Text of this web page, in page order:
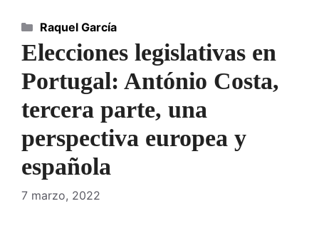
Elecciones legislativas en
Portugal: António Costa,
tercera parte, una
perspectiva europea y
española
7 marzo, 2022
Categorías
Raquel García